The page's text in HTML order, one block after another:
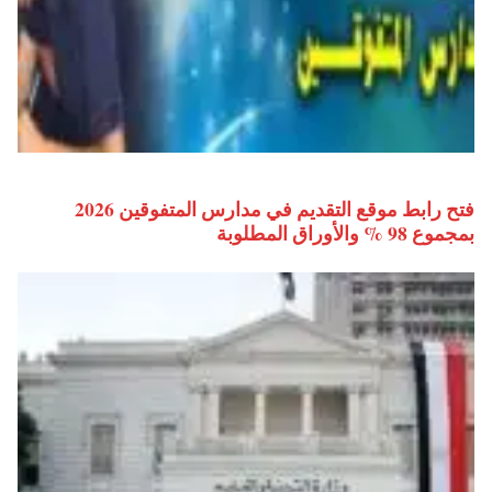
فتح رابط موقع التقديم في مدارس المتفوقين 2026
بمجموع 98 % والأوراق المطلوبة